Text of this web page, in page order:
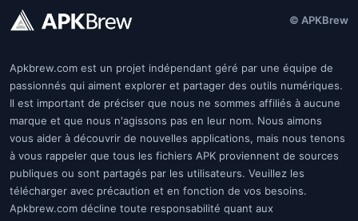
© APKBrew
Apkbrew.com est un projet indépendant géré par une équipe de
passionnés qui aiment explorer et partager des outils numériques.
Il est important de préciser que nous ne sommes affiliés à aucune
marque et que nous n'agissons pas en leur nom. Nous aimons
vous aider à découvrir de nouvelles applications, mais nous tenons
à vous rappeler que tous les fichiers APK proviennent de sources
publiques ou sont partagés par les utilisateurs. Veuillez les
télécharger avec précaution et en fonction de vos besoins.
Apkbrew.com décline toute responsabilité quant aux